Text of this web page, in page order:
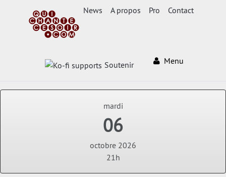
News A propos Pro Contact
Soutenir Menu
mardi
06
octobre 2026
21h